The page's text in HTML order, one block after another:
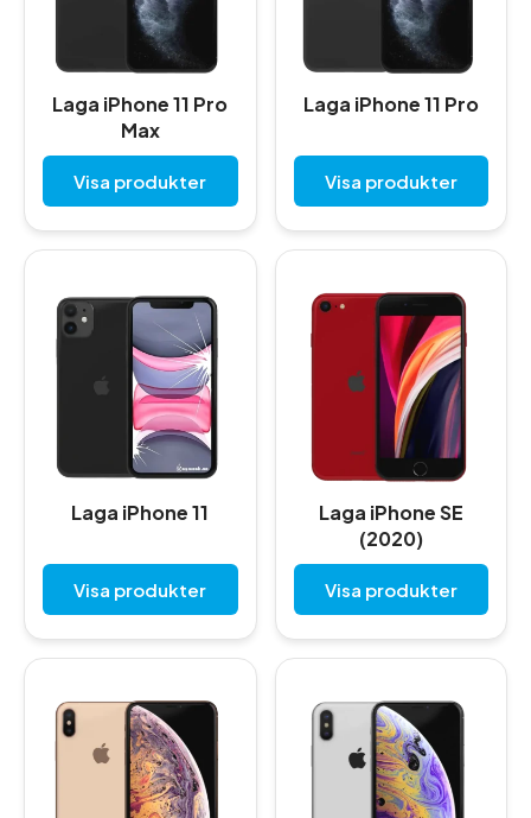
Laga iPhone 11 Pro
Max
Visa produkter
Laga iPhone 11 Pro
Visa produkter
Laga iPhone 11
Visa produkter
Laga iPhone SE
(2020)
Visa produkter